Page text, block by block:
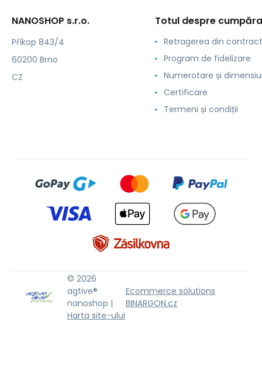
NANOSHOP s.r.o.
Příkop 843/4
60200 Brno
CZ
Totul despre
Retragerea din contract
Program de fidelizare
Numerotare și
Certificare
Termeni și condiții
© 2026
agtive®
nanoshop |
Harta site-ului
Ecommerce solutions
BINARGON.cz